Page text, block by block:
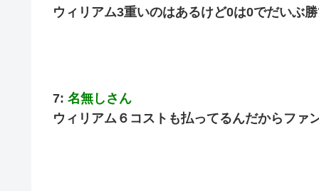
ウィリアム3重いのはあるけど0は0でだいぶ
7: 名無しさん
ウィリアム６コストも払ってるんだからファ